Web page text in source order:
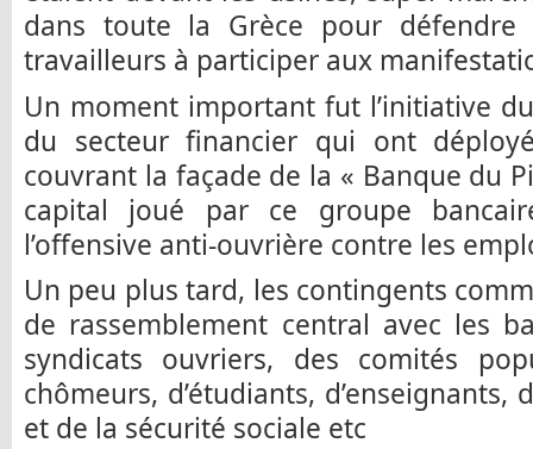
dans toute la Grèce pour
travailleurs à participer aux
Un moment important fut l’initiative
du secteur financier qui ont
couvrant la façade de la « Banque du
capital joué par ce groupe
l’offensive anti-ouvrière contre les
Un peu plus tard, les contingents
de rassemblement central avec les
syndicats ouvriers, des comités
chômeurs, d’étudiants,
et de la sécurité sociale etc